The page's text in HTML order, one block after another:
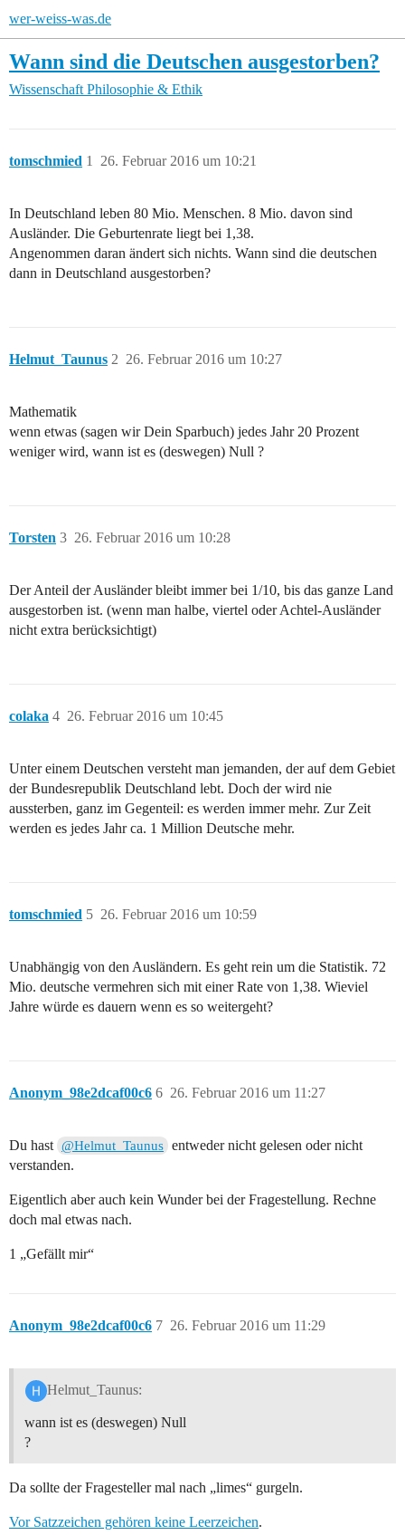
wer-weiss-was.de
Wann sind die Deutschen ausgestorben?
Wissenschaft Philosophie & Ethik
tomschmied 26. Februar 2016 um 10:21
1
In Deutschland leben 80 Mio. Menschen. 8 Mio. davon sind
Ausländer. Die Geburtenrate liegt bei 1,38.
Angenommen daran ändert sich nichts. Wann sind die deutschen
dann in Deutschland ausgestorben?
Helmut_Taunus 26. Februar 2016 um 10:27
2
Mathematik
wenn etwas (sagen wir Dein Sparbuch) jedes Jahr 20 Prozent
weniger wird, wann ist es (deswegen) Null ?
Torsten 26. Februar 2016 um 10:28
3
Der Anteil der Ausländer bleibt immer bei 1/10, bis das ganze Land
ausgestorben ist. (wenn man halbe, viertel oder Achtel-Ausländer
nicht extra berücksichtigt)
colaka 26. Februar 2016 um 10:45
4
Unter einem Deutschen versteht man jemanden, der auf dem Gebiet
der Bundesrepublik Deutschland lebt. Doch der wird nie
aussterben, ganz im Gegenteil: es werden immer mehr. Zur Zeit
werden es jedes Jahr ca. 1 Million Deutsche mehr.
tomschmied 26. Februar 2016 um 10:59
5
Unabhängig von den Ausländern. Es geht rein um die Statistik. 72
Mio. deutsche vermehren sich mit einer Rate von 1,38. Wieviel
Jahre würde es dauern wenn es so weitergeht?
Anonym_98e2dcaf00c6 26. Februar 2016 um 11:27
6
Du hast @Helmut_Taunus entweder nicht gelesen oder nicht
verstanden.
Eigentlich aber auch kein Wunder bei der Fragestellung. Rechne
doch mal etwas nach.
1 „Gefällt mir“
Anonym_98e2dcaf00c6 26. Februar 2016 um 11:29
7
Helmut_Taunus:
wann ist es (deswegen) Null
?
Da sollte der Fragesteller mal nach „limes“ gurgeln.
Vor Satzzeichen gehören keine Leerzeichen.